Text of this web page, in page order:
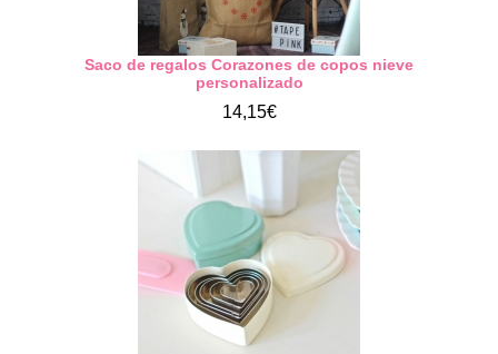
Saco de regalos Corazones de copos nieve
personalizado
14,15€